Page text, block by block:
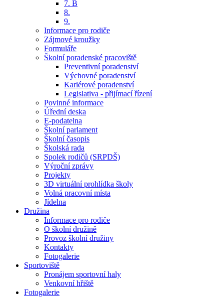
7. B
8.
9.
Informace pro rodiče
Zájmové kroužky
Formuláře
Školní poradenské pracoviště
Preventivní poradenství
Výchovné poradenství
Kariérové poradenství
Legislativa - přijímací řízení
Povinné informace
Úřední deska
E-podatelna
Školní parlament
Školní časopis
Školská rada
Spolek rodičů (SRPDŠ)
Výroční zprávy
Projekty
3D virtuální prohlídka školy
Volná pracovní místa
Jídelna
Družina
Informace pro rodiče
O školní družině
Provoz školní družiny
Kontakty
Fotogalerie
Sportoviště
Pronájem sportovní haly
Venkovní hřiště
Fotogalerie